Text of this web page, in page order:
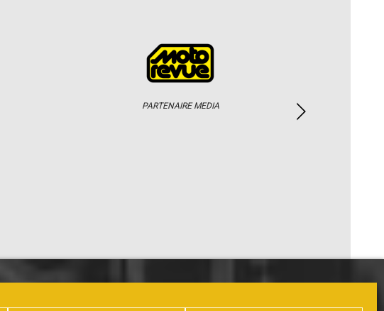
PARTENAIRE MEDIA
PHOTOS / WEB TV PARTENAIRES